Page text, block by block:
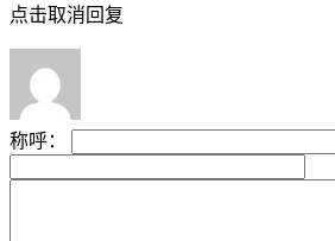
点击取消回复
称呼：